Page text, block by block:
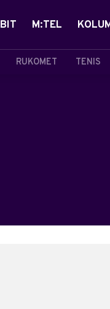
RUKOMET TENIS
M:TEL